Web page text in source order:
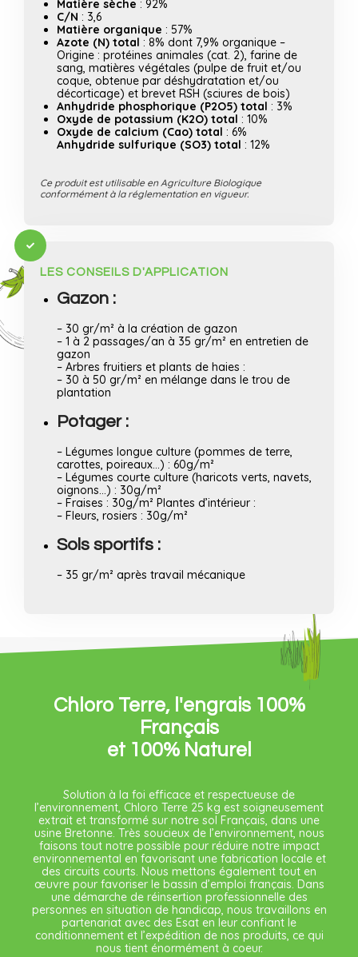
Matière sèche : 92%
C/N : 3,6
Matière organique : 57%
Azote (N) total : 8% dont 7,9% organique –
Origine : protéines animales (cat. 2), farine de
sang, matières végétales (pulpe de fruit et/ou
coque, obtenue par déshydratation et/ou
décorticage) et brevet RSH (sciures de bois)
Anhydride phosphorique (P2O5) total : 3%
Oxyde de potassium (K2O) total : 10%
Oxyde de calcium (Cao) total : 6%
Anhydride sulfurique (SO3) total : 12%
Ce produit est utilisable en Agriculture Biologique
conformément à la réglementation en vigueur.
LES CONSEILS D'APPLICATION
Gazon :
– 30 gr/m² à la création de gazon
– 1 à 2 passages/an à 35 gr/m² en entretien de
gazon
– Arbres fruitiers et plants de haies :
– 30 à 50 gr/m² en mélange dans le trou de
plantation
Potager :
– Légumes longue culture (pommes de terre,
carottes, poireaux…) : 60g/m²
– Légumes courte culture (haricots verts, navets,
oignons…) : 30g/m²
– Fraises : 30g/m² Plantes d’intérieur :
– Fleurs, rosiers : 30g/m²
Sols sportifs :
– 35 gr/m² après travail mécanique
Chloro Terre, l'engrais 100%
Français
et 100% Naturel
Solution à la foi efficace et respectueuse de
l’environnement, Chloro Terre 25 kg est soigneusement
extrait et transformé sur notre sol Français, dans une
usine Bretonne. Très soucieux de l’environnement, nous
faisons tout notre possible pour réduire notre impact
environnemental en favorisant une fabrication locale et
des circuits courts. Nous mettons également tout en
œuvre pour favoriser le bassin d’emploi français. Dans
une démarche de réinsertion professionnelle des
personnes en situation de handicap, nous travaillons en
partenariat avec des Esat en leur confiant le
conditionnement et l’expédition de nos produits, ce qui
nous tient énormément à coeur.